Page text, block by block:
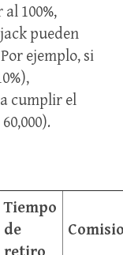
100%,
pueden
ejemplo, si
cumplir el
Tiempo
de